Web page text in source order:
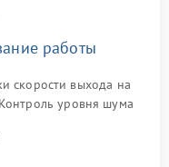
работы
скорости выхода на
уровня шума
стенок и корректного
оттайки.